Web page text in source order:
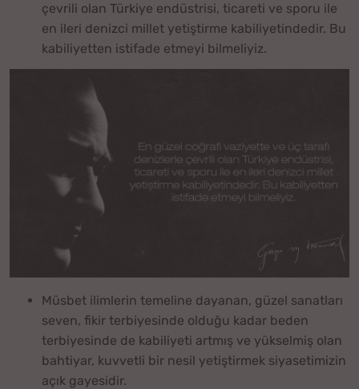
çevrili olan Türkiye endüstrisi, ticareti ve sporu ile
en ileri denizci millet yetiştirme kabiliyetindedir. Bu
kabiliyetten istifade etmeyi bilmeliyiz.
Müsbet ilimlerin temeline dayanan, güzel sanatları
seven, fikir terbiyesinde olduğu kadar beden
terbiyesinde de kabiliyeti artmış ve yükselmiş olan
bahtiyar, kuvvetli bir nesil yetiştirmek siyasetimizin
açık gayesidir.